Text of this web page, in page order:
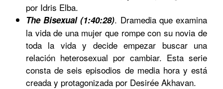
por Idris Elba.
The Bisexual (1:40:28). Dramedia que examina
la vida de una mujer que rompe con su novia de
toda la vida y decide empezar buscar una
relación heterosexual por cambiar. Esta serie
consta de seis episodios de media hora y está
creada y protagonizada por Desirée Akhavan.